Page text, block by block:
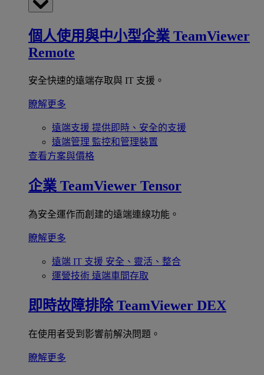
個人使用與中小型企業 TeamViewer
Remote
安全快速的遠端存取與 IT 支援。
瞭解更多
遠端支援 提供即時、安全的支援
遠端管理 監控和管理裝置
查看方案與價格
企業 TeamViewer Tensor
為安全運作而創建的遠端連線功能。
瞭解更多
遠端 IT 支援 安全、靈活、整合
運營技術 遠端車間存取
即時故障排除 TeamViewer DEX
在使用者受到影響前解決問題。
瞭解更多